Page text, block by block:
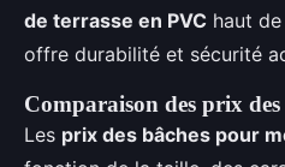
de terrasse en PVC haut
offre durabilité et sécurité
Comparaison des prix des
Les prix des bâches pour